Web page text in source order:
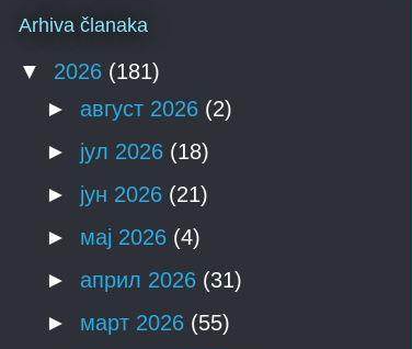
Arhiva članaka
▼ 2026 (181)
► август 2026 (2)
► јул 2026 (18)
► јун 2026 (21)
► мај 2026 (4)
► април 2026 (31)
► март 2026 (55)